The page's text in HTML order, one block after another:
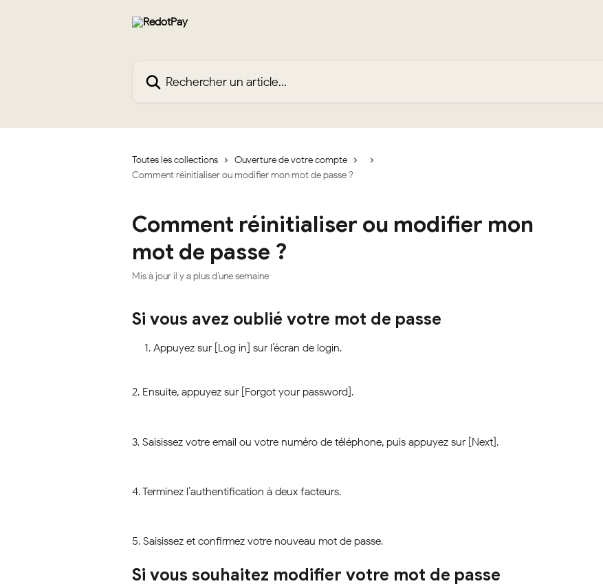
Toutes les collections
Ouverture de votre compte
Comment réinitialiser ou modifier mon mot de passe ?
Comment réinitialiser ou modifier mon
mot de passe ?
Mis à jour il y a plus d’une semaine
Si vous avez oublié votre mot de passe
Appuyez sur [Log in] sur l’écran de login.
2. Ensuite, appuyez sur [Forgot your password].
3. Saisissez votre email ou votre numéro de téléphone, puis appuyez sur [Next].
4. Terminez l’authentification à deux facteurs.
5. Saisissez et confirmez votre nouveau mot de passe.
Si vous souhaitez modifier votre mot de passe